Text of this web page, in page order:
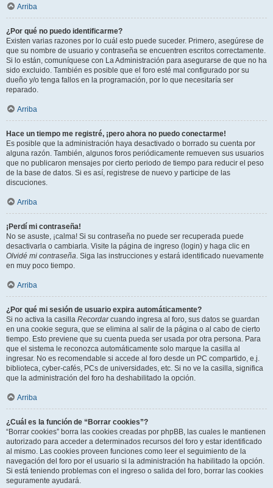
Arriba
¿Por qué no puedo identificarme?
Existen varias razones por lo cuál esto puede suceder. Primero, asegúrese de
que su nombre de usuario y contraseña se encuentren escritos correctamente.
Si lo están, comuníquese con La Administración para asegurarse de que no ha
sido excluido. También es posible que el foro esté mal configurado por su
dueño y/o tenga fallos en la programación, por lo que necesitaría ser
reparado.
Arriba
Hace un tiempo me registré, ¡pero ahora no puedo conectarme!
Es posible que la administración haya desactivado o borrado su cuenta por
alguna razón. También, algunos foros periódicamente remueven sus usuarios
que no publicaron mensajes por cierto periodo de tiempo para reducir el peso
de la base de datos. Si es así, registrese de nuevo y participe de las
discuciones.
Arriba
¡Perdí mi contraseña!
No se asuste, ¡calma! Si su contraseña no puede ser recuperada puede
desactivarla o cambiarla. Visite la página de ingreso (login) y haga clic en
Olvidé mi contraseña. Siga las instrucciones y estará identificado nuevamente
en muy poco tiempo.
Arriba
¿Por qué mi sesión de usuario expira automáticamente?
Si no activa la casilla Recordarcuando ingresa al foro, sus datos se guardan
en una cookie segura, que se elimina al salir de la página o al cabo de cierto
tiempo. Esto previene que su cuenta pueda ser usada por otra persona. Para
que el sistema le reconozca automáticamente solo marque la casilla al
ingresar. No es recomendable si accede al foro desde un PC compartido, e.j.
biblioteca, cyber-cafés, PCs de universidades, etc. Si no ve la casilla, significa
que la administración del foro ha deshabilitado la opción.
Arriba
¿Cuál es la función de “Borrar cookies”?
“Borrar cookies” borra las cookies creadas por phpBB, las cuales le mantienen
autorizado para acceder a determinados recursos del foro y estar identificado
al mismo. Las cookies proveen funciones como leer el seguimiento de la
navegación del foro por el usuario si la administración ha habilitado la opción.
Si está teniendo problemas con el ingreso o salida del foro, borrar las cookies
seguramente ayudará.